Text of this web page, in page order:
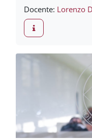
Docente: Lorenzo